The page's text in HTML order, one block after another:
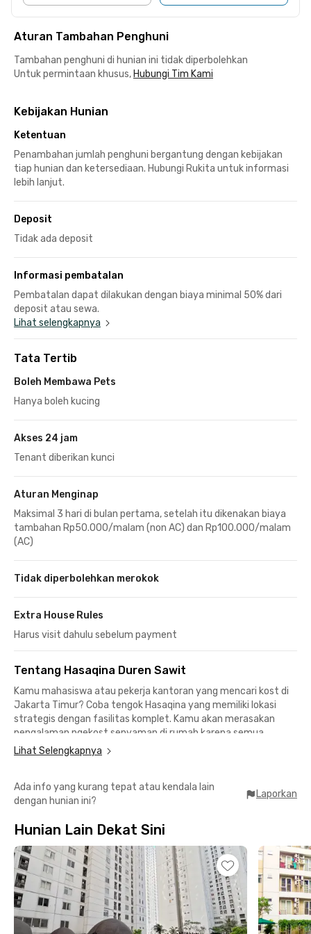
Aturan Tambahan Penghuni
Tambahan penghuni di hunian ini tidak diperbolehkan
Untuk permintaan khusus, Hubungi Tim Kami
Kebijakan Hunian
Ketentuan
Penambahan jumlah penghuni bergantung dengan kebijakan
tiap hunian dan ketersediaan. Hubungi Rukita untuk informasi
lebih lanjut.
Deposit
Tidak ada deposit
Informasi pembatalan
Pembatalan dapat dilakukan dengan biaya minimal 50% dari
deposit atau sewa.
Lihat selengkapnya
Tata Tertib
Boleh Membawa Pets
Hanya boleh kucing
Akses 24 jam
Tenant diberikan kunci
Aturan Menginap
Maksimal 3 hari di bulan pertama, setelah itu dikenakan biaya
tambahan Rp50.000/malam (non AC) dan Rp100.000/malam
(AC)
Tidak diperbolehkan merokok
Extra House Rules
Harus visit dahulu sebelum payment
Tentang Hasaqina Duren Sawit
Kamu mahasiswa atau pekerja kantoran yang mencari kost di
Jakarta Timur? Coba tengok Hasaqina yang memiliki lokasi
strategis dengan fasilitas komplet. Kamu akan merasakan
pengalaman ngekost senyaman di rumah karena semua
serbaada.
furnitur, Wi-Fi, serta pilihan kamar mandi dalam maupun luar
kamar. Tenang, privasi akan tetap terjamin, kok. Tidak
kendaraan pribadi, akses ke area umum, hingga tagihan
bulananmu yang sudah termasuk listrik. Asyik, kan?
Buat mahasiswa Universitas Darma Persada, kamu hanya
butuh 3 menit berkendara untuk ke kampus. Kost di Duren
Sawit ini juga dekat ke Sekolah Tinggi Ilmu Komunikasi dan
Sekretaris Tarakanita yang bisa dicapai 8 menit berkendara,
sementara Universitas Borobudur berjarak 14 menit
Lihat Selengkapnya
Ada info yang kurang tepat atau kendala lain
dengan hunian ini?
Laporkan
Hunian Lain Dekat Sini